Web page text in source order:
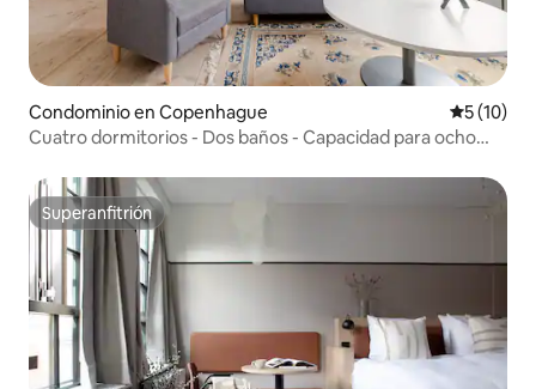
Condominio en Copenhague
5 (10)
Cuatro dormitorios - Dos baños - Capacidad para ocho
Superanfitrión
Superanfitrión